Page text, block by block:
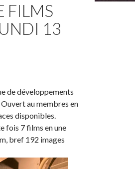
FILMS
13
de développements
au membres en
disponibles.
fois 7 films en une
bref 192 images